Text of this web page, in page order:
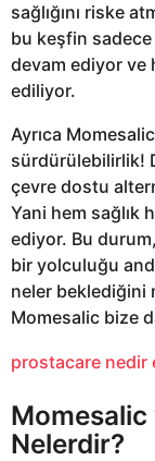
sağlığını riske
bu keşfin sadece
devam ediyor ve
ediliyor.
Ayrıca
sürdürülebilirlik!
çevre dostu
Yani hem sağlık
ediyor. Bu
bir yolculuğu
neler beklediğini
Momesalic bize
prostacare nedir
Momesalic
Nelerdir?